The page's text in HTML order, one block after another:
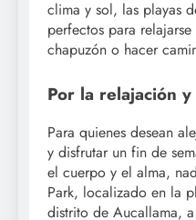
clima y sol, las playas
perfectos para
chapuzón o hacer
Por la relajación
Para quienes desean
y disfrutar un fin de
el cuerpo y el alma,
Park, localizado en la
distrito de Aucallama,